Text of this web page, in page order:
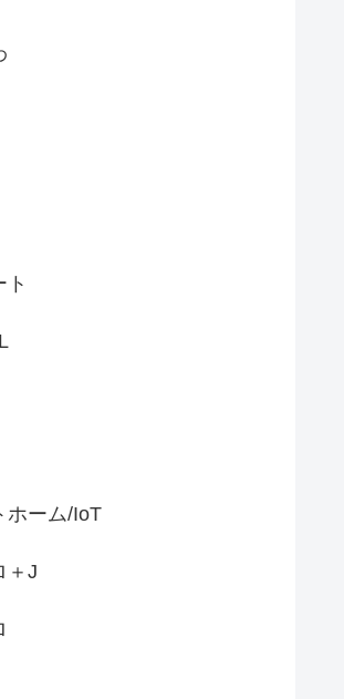
ト
ホーム/IoT
＋J